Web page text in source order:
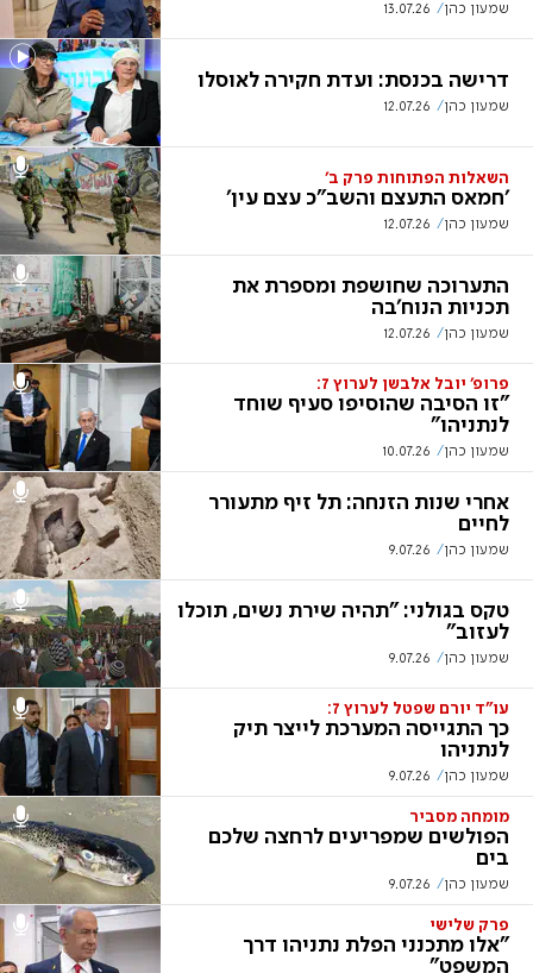
שמעון כהן 13.07.26
דרישה בכנסת: ועדת חקירה לאוסלו
שמעון כהן 12.07.26
השאלות הפתוחות פרק ב'
'חמאס התעצם והשב"כ עצם עין'
שמעון כהן 12.07.26
התערוכה שחושפת ומספרת את
תכניות הנוח'בה
שמעון כהן 12.07.26
פרופ' יובל אלבשן לערוץ 7:
"זו הסיבה שהוסיפו סעיף שוחד
לנתניהו"
שמעון כהן 10.07.26
אחרי שנות הזנחה: תל זיף מתעורר
לחיים
שמעון כהן 9.07.26
טקס בגולני: "תהיה שירת נשים, תוכלו
לעזוב"
שמעון כהן 9.07.26
עו"ד יורם שפטל לערוץ 7:
כך התגייסה המערכת לייצר תיק
לנתניהו
שמעון כהן 9.07.26
מומחה מסביר
הפולשים שמפריעים לרחצה שלכם
בים
שמעון כהן 9.07.26
פרק שלישי
"אלו מתכנני הפלת נתניהו דרך
המשפט"